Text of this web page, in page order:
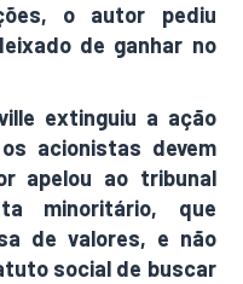
o autor pediu
de ganhar no
extinguiu a ação
acionistas devem
apelou ao tribunal
minoritário, que
de valores, e não
social de buscar